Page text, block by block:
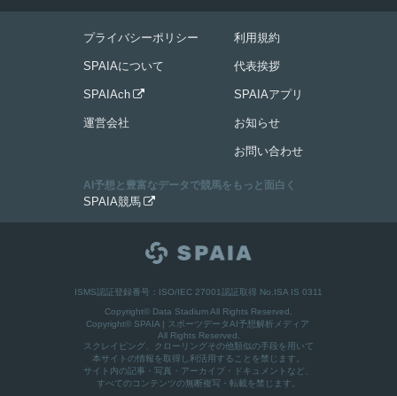
プライバシーポリシー
SPAIAについて
SPAIAch 
運営会社
利用規約
代表挨拶
SPAIAアプリ
お知らせ
お問い合わせ
AI予想と豊富なデータで競馬をもっと面白く
SPAIA競馬 
ISMS認証登録番号：ISO/IEC 27001認証取得 No.ISA IS 0311
Copyright© Data Stadium All Rights Reserved.
Copyright© SPAIA | スポーツデータAI予想解析メディア
All Rights Reserved.
スクレイピング、クローリングその他類似の手段を用いて
本サイトの情報を取得し利活用することを禁じます。
サイト内の記事・写真・アーカイブ・ドキュメントなど、
すべてのコンテンツの無断複写・転載を禁じます。